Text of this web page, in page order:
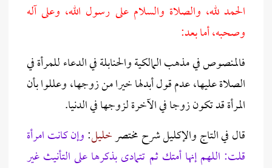
الحمد لله، والصلاة والسلام على رسول الله، وعلى آله
وصحبه، أما بعد:
فالمنصوص في مذهب المالكية والحنابلة في الدعاء للمرأة في
الصلاة عليها، عدم قول أبدلها خيرا من زوجها، وعللوا بأن
المرأة قد تكون زوجا في الآخرة لزوجها في الدنيا.
قال في التاج والإكليل شرح مختصرخليل:وإن كانت امرأة
قلت: اللهم إنها أمتك ثم تتمادى بذكرها على التأنيث غير